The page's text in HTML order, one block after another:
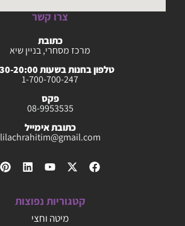
צרו קשר
כתובת
מרכז מסחרי, בניין שיא
טלפון בחנות בשעות 08:30-20:00
1-700-700-247
פקס
08-9953535
כתובת אימייל
lilachrahitim@gmail.com
קטגוריות נפוצות
מיטה וחצי